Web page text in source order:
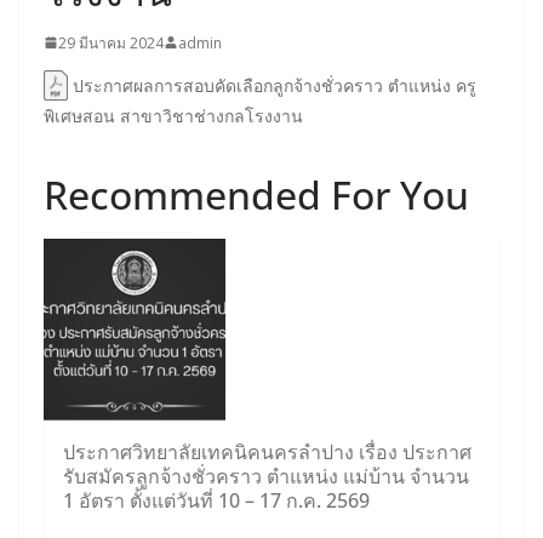
29 มีนาคม 2024 admin
ประกาศผลการสอบคัดเลือกลูกจ้างชั่วคราว ตำแหน่ง ครู
พิเศษสอน สาขาวิชาช่างกลโรงงาน
Recommended For You
ประกาศวิทยาลัยเทคนิคนครลำปาง เรื่อง ประกาศ
รับสมัครลูกจ้างชั่วคราว ตำแหน่ง แม่บ้าน จำนวน
1 อัตรา ตั้งแต่วันที่ 10 – 17 ก.ค. 2569